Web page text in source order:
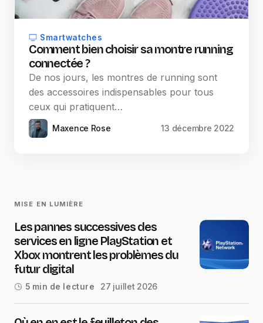
Smartwatches
Comment bien choisir sa montre running
connectée ?
De nos jours, les montres de running sont
des accessoires indispensables pour tous
ceux qui pratiquent…
Maxence Rose 13 décembre 2022
MISE EN LUMIÈRE
Les pannes successives des
services en ligne PlayStation et
Xbox montrent les problèmes du
futur digital
5 min de lecture 27 juillet 2026